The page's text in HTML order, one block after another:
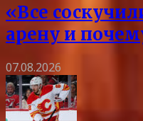
«Все
арену и
07.08.2026